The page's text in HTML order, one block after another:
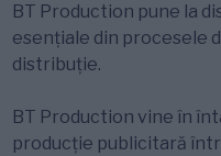
BT Production pune la
esențiale din procesele
distribuție.
BT Production vine în
producție publicitară